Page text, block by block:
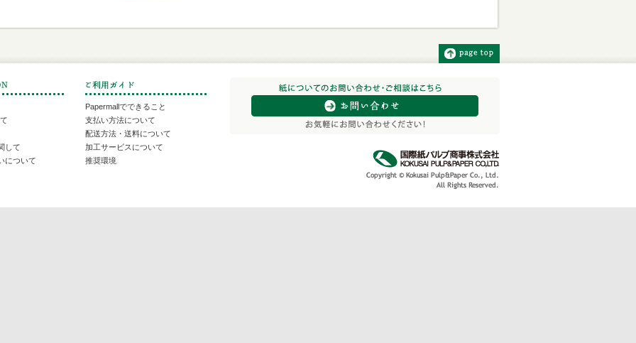
して
について
Papermallでできること
支払い方法について
配送方法・送料について
加工サービスについて
推奨環境